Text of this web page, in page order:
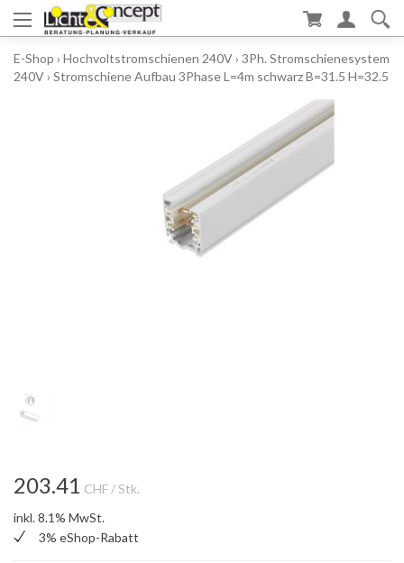
E-Shop › Hochvoltstromschienen 240V› 3Ph. Stromschienesystem
240V› Stromschiene Aufbau 3Phase L=4m schwarz B=31.5 H=32.5
203.41 CHF / Stk.
inkl. 8.1% MwSt.
3% eShop-Rabatt